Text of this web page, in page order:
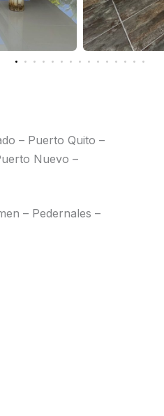
– Puerto Quito –
Nuevo –
– Pedernales –